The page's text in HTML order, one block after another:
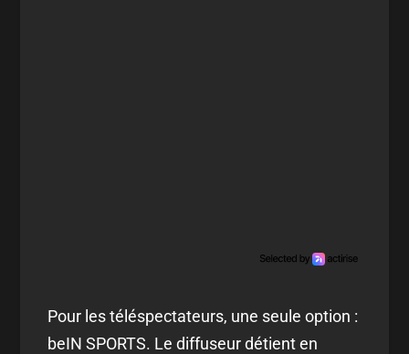
Pour les téléspectateurs, une seule option :
beIN SPORTS. Le diffuseur détient en